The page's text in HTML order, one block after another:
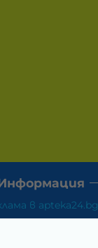
в apteka24.bg